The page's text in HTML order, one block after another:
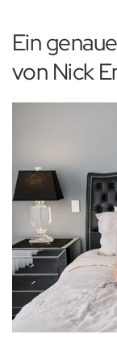
Ein
von Nick